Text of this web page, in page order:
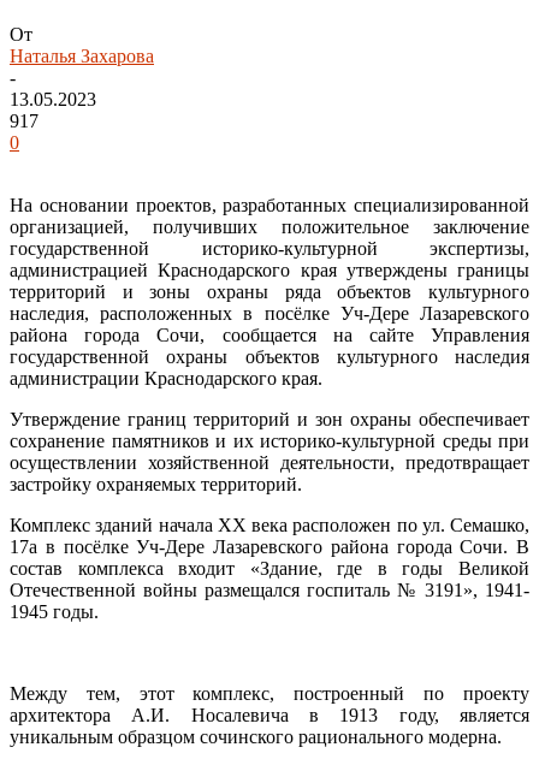
От
Наталья Захарова
-
13.05.2023
917
0
На основании проектов, разработанных специализированной
организацией, получивших положительное заключение
государственной историко-культурной экспертизы,
администрацией Краснодарского края утверждены границы
территорий и зоны охраны ряда объектов культурного
наследия, расположенных в посёлке Уч-Дере Лазаревского
района города Сочи, сообщается на сайте Управления
государственной охраны объектов культурного наследия
администрации Краснодарского края.
Утверждение границ территорий и зон охраны обеспечивает
сохранение памятников и их историко-культурной среды при
осуществлении хозяйственной деятельности, предотвращает
застройку охраняемых территорий.
Комплекс зданий начала ХХ века расположен по ул. Семашко,
17а в посёлке Уч-Дере Лазаревского района города Сочи. В
состав комплекса входит «Здание, где в годы Великой
Отечественной войны размещался госпиталь № 3191», 1941-
1945 годы.
Между тем, этот комплекс, построенный по проекту
архитектора А.И. Носалевича в 1913 году, является
уникальным образцом сочинского рационального модерна.